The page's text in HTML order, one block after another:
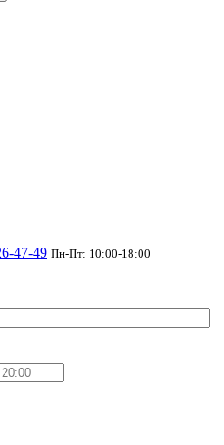
47-49 Пн-Пт: 10:00-18:00